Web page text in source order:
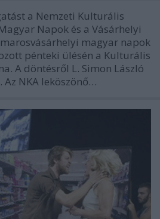
a Nemzeti Kulturális
Napok és a Vásárhelyi
magyar napok
pénteki ülésén a Kulturális
A döntésről L. Simon László
NKA leköszönő…